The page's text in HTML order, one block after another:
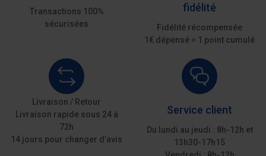
Transactions 100%
sécurisées
fidélité
Fidélité récompensée
1€ dépensé = 1 point cumulé
Livraison / Retour
Livraison rapide sous 24 à
72h
14 jours pour changer d’avis
Service client
Du lundi au jeudi : 8h-12h et
13h30-17h15